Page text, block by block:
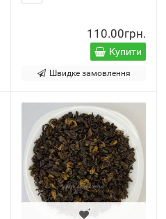
110.00грн.
Купити
Швидке замовлення